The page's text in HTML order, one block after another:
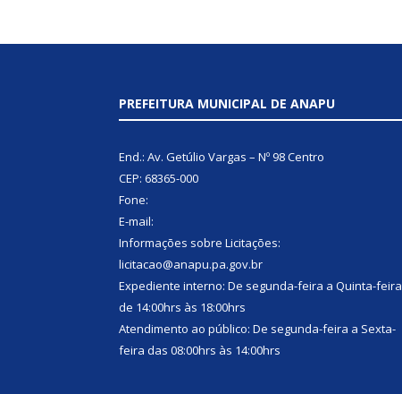
PREFEITURA MUNICIPAL DE ANAPU
End.: Av. Getúlio Vargas – Nº 98 Centro
CEP: 68365-000
Fone:
E-mail:
Informações sobre Licitações:
licitacao@anapu.pa.gov.br
Expediente interno: De segunda-feira a Quinta-feira
de 14:00hrs às 18:00hrs
Atendimento ao público: De segunda-feira a Sexta-
feira das 08:00hrs às 14:00hrs